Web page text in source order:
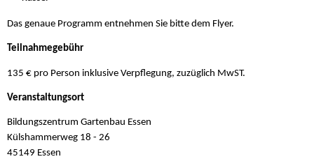
Das genaue Programm entnehmen Sie bitte dem Flyer.
Teilnahmegebühr
135 € pro Person inklusive Verpflegung, zuzüglich MwST.
Veranstaltungsort
Bildungszentrum Gartenbau Essen
Külshammerweg 18 - 26
45149 Essen